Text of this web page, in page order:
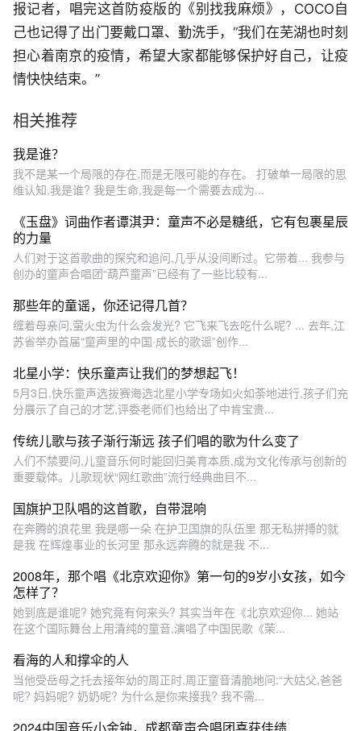
报记者，唱完这首防疫版的《别找我麻烦》，COCO自
己也记得了出门要戴口罩、勤洗手，“我们在芜湖也时刻
担心着南京的疫情，希望大家都能够保护好自己，让疫
情快快结束。”
相关推荐
我是谁？
我不是某一个局限的存在,而是无限可能的存在。 打破单一局限的思
维认知,我是谁? 我是生命,我是每一个需要去成为...
《玉盘》词曲作者谭淇尹：童声不必是糖纸，它有包裹星辰
的力量
人们对于这首歌曲的探究和追问,几乎从没间断过。它带着... 我参与
创办的童声合唱团“葫芦童声”已经有了一些比较有...
那些年的童谣，你还记得几首？
缠着母亲问,萤火虫为什么会发光? 它飞来飞去吃什么呢? ... 去年,江
苏省举办首届“童声里的中国·成长的歌谣”创作...
北星小学：快乐童声让我们的梦想起飞！
5月3日,快乐童声选拔赛海选北星小学专场如火如荼地进行,孩子们充
分展示了自己的才艺,评委老师们也给出了中肯宝贵...
传统儿歌与孩子渐行渐远 孩子们唱的歌为什么变了
人们不禁要问,儿童音乐何时能回归美育本质,成为文化传承与创新的
重要载体。儿歌现状“网红歌曲”流行经典曲目不...
国旗护卫队唱的这首歌，自带混响
在奔腾的浪花里 我是哪一朵 在护卫国旗的队伍里 那无私拼搏的就
是我 在辉煌事业的长河里 那永远奔腾的就是我 不...
2008年，那个唱《北京欢迎你》第一句的9岁小女孩，如今
怎样了？
她到底是谁呢? 她究竟有何来头? 其实当年在《北京欢迎你... 她站
在这个国际舞台上用清纯的童音,演唱了中国民歌《茉...
看海的人和撑伞的人
当他受岳母之托去接年幼的周正时,周正童音清脆地问:“大姑父,爸爸
呢? 妈妈呢? 奶奶呢? 为什么是你来接我? 我不需...